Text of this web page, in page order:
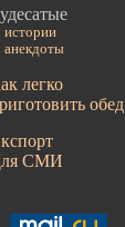
истории
анекдоты
легко
обед
СМИ